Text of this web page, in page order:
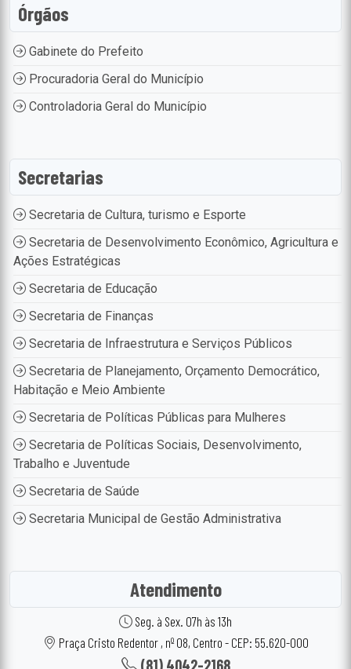
Órgãos
Gabinete do Prefeito
Procuradoria Geral do Município
Controladoria Geral do Município
Secretarias
Secretaria de Cultura, turismo e Esporte
Secretaria de Desenvolvimento Econômico, Agricultura e
Ações Estratégicas
Secretaria de Educação
Secretaria de Finanças
Secretaria de Infraestrutura e Serviços Públicos
Secretaria de Planejamento, Orçamento Democrático,
Habitação e Meio Ambiente
Secretaria de Políticas Públicas para Mulheres
Secretaria de Políticas Sociais, Desenvolvimento,
Trabalho e Juventude
Secretaria de Saúde
Secretaria Municipal de Gestão Administrativa
Atendimento
Seg. à Sex. 07h às 13h
Praça Cristo Redentor , nº 08, Centro - CEP: 55.620-000
(81) 4042-2168